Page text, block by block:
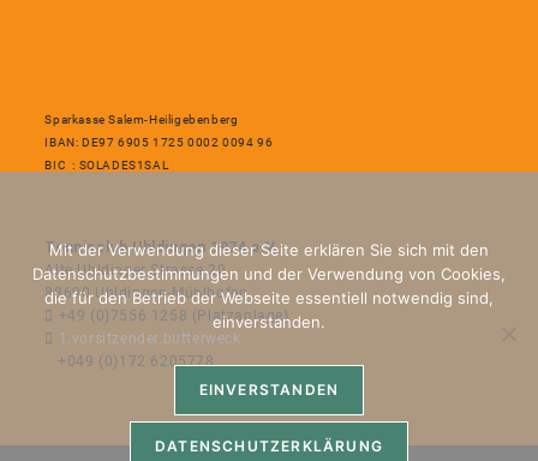
Sparkasse Salem-Heiligebenberg
IBAN: DE97 6905 1725 0002 0094 96
BIC : SOLADES1SAL
Tennisclub Uhldingen 1974 e.V.
Alte Uhldinger Strasse 20
88690 Uhldingen-Mühlhofen
+49 (0)7556 1258 (Platzanlage)
1.vorsitzender.butterweck
+049 (0)172 6205778
Mit der Verwendung dieser Seite erklären Sie sich mit den
Datenschutzbestimmungen und der Verwendung von Cookies,
die für den Betrieb der Webseite essentiell notwendig sind,
einverstanden.
EINVERSTANDEN
DATENSCHUTZERKLÄRUNG